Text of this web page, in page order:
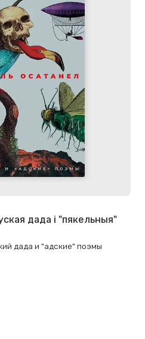
дада і "пякельныя"
дада и "адские" поэмы